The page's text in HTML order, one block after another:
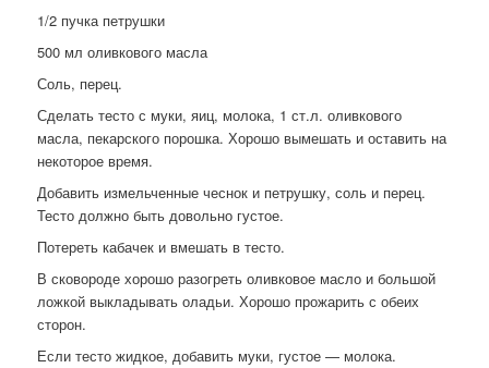
1/2 пучка петрушки
500 мл оливкового масла
Соль, перец.
Сделать тесто с муки, яиц, молока, 1 ст.л. оливкового
масла, пекарского порошка. Хорошо вымешать и оставить на
некоторое время.
Добавить измельченные чеснок и петрушку, соль и перец.
Тесто должно быть довольно густое.
Потереть кабачек и вмешать в тесто.
В сковороде хорошо разогреть оливковое масло и большой
ложкой выкладывать оладьи. Хорошо прожарить с обеих
сторон.
Если тесто жидкое, добавить муки, густое — молока.